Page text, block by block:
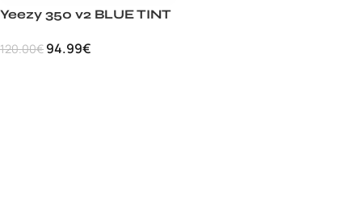
Yeezy 350 v2 BLUE TINT
120.00€ 94.99€